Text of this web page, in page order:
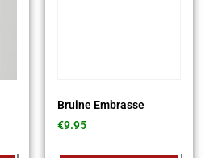
Bruine Embrasse
€9.95